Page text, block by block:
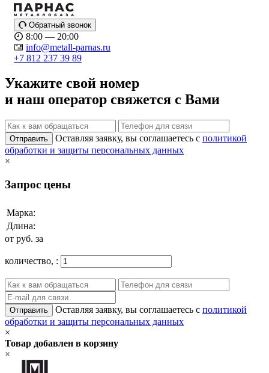
Обратный звонок
8:00 — 20:00
info@metall-parnas.ru
+7 812 237 39 89
Укажите свой номер
и наш оператор свяжется с Вами
Отправить Оставляя заявку, вы соглашаетесь с политикой
обработки и защиты персональных данных
×
Запрос цены
Марка:
Длина:
от руб. за
количество, :
Отправить Оставляя заявку, вы соглашаетесь с политикой
обработки и защиты персональных данных
×
Товар добавлен в корзину
×